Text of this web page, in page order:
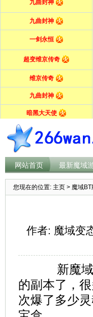
网站首页 最新魔域
您现在的位置: 主页 > 魔域BT
作者: 魔域变
新魔域
的副本了，
次爆了多少